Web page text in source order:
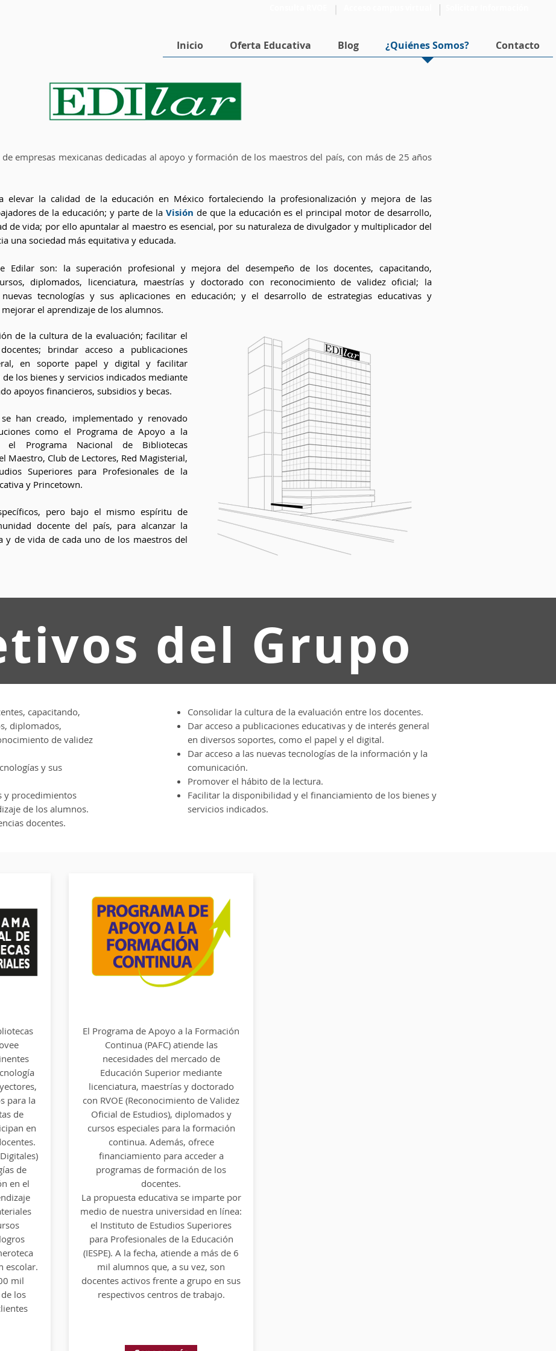
Inicio Oferta Educativa Blog ¿Quiénes Somos? Contacto
empresas mexicanas dedicadas al apoyo y formación de los maestros del país, con más de 25 años
elevar la calidad de la educación en México fortaleciendo la profesionalización y mejora de las
de la educación; y parte de la Visión de que la educación es el principal motor de desarrollo,
de vida; por ello apuntalar al maestro es esencial, por su naturaleza de divulgador y multiplicador del
una sociedad más equitativa y educada.
Edilar son: la superación profesional y mejora del desempeño de los docentes, capacitando,
diplomados, licenciatura, maestrías y doctorado con reconocimiento de validez oficial; la
tecnologías y sus aplicaciones en educación; y el desarrollo de estrategias educativas y
el aprendizaje de los alumnos.
de la cultura de la evaluación; facilitar el
brindar acceso a publicaciones
en soporte papel y digital y facilitar
los bienes y servicios indicados mediante
apoyos financieros, subsidios y becas.
han creado, implementado y renovado
como el Programa de Apoyo a la
el Programa Nacional de Bibliotecas
Maestro, Club de Lectores, Red Magisterial,
Superiores para Profesionales de la
y Princetown.
pero bajo el mismo espíritu de
docente del país, para alcanzar la
y de vida de cada uno de los maestros del
del Grupo
capacitando,
diplomados,
de validez
y sus
y procedimientos
de los alumnos.
docentes.
Consolidar la cultura de la evaluación entre los docentes.
Dar acceso a publicaciones educativas y de interés general
en diversos soportes, como el papel y el digital.
Dar acceso a las nuevas tecnologías de la información y la
comunicación.
Promover el hábito de la lectura.
Facilitar la disponibilidad y el financiamiento de los bienes y
servicios indicados.
para la
de
en
de
en el
escolar.
mil
los
El Programa de Apoyo a la Formación
Continua (pafc) atiende las
necesidades del mercado de
Educación Superior mediante
licenciatura, maestrías y doctorado
con rvoe (Reconocimiento de Validez
Oficial de Estudios), diplomados y
cursos especiales para la formación
continua. Además, ofrece
financiamiento para acceder a
programas de formación de los
docentes.
La propuesta educativa se imparte por
medio de nuestra universidad en línea:
el Instituto de Estudios Superiores
para Profesionales de la Educación
(iespe). A la fecha, atiende a más de 6
mil alumnos que, a su vez, son
docentes activos frente a grupo en sus
respectivos centros de trabajo.
para la
de
en
de
en el
escolar.
mil
los
El Programa de Apoyo a la Formación
Continua (PAFC) atiende las
necesidades del mercado de
Educación Superior mediante
licenciatura, maestrías y doctorado
con RVOE (Reconocimiento de Validez
Oficial de Estudios), diplomados y
cursos especiales para la formación
continua. Además, ofrece
financiamiento para acceder a
programas de formación de los
docentes.
La propuesta educativa se imparte por
medio de nuestra universidad en línea:
el Instituto de Estudios Superiores
para Profesionales de la Educación
(IESPE). A la fecha, atiende a más de 6
mil alumnos que, a su vez, son
docentes activos frente a grupo en sus
respectivos centros de trabajo.